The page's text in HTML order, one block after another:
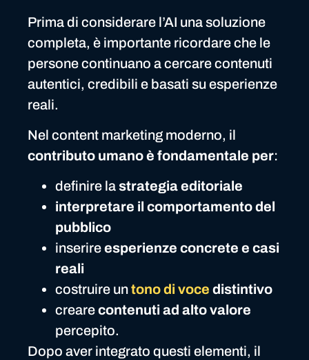
Prima di considerare l’AI una soluzione
completa, è importante ricordare che le
persone continuano a cercare contenuti
autentici, credibili e basati su esperienze
reali.
Nel content marketing moderno, il
contributo umano è fondamentale per:
definire lastrategia editoriale
interpretare il comportamento del
pubblico
inserireesperienze concrete e casi
reali
costruire untono di voce distintivo
crearecontenuti ad alto valore
percepito.
Dopo aver integrato questi elementi, il